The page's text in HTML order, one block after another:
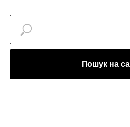
Пошук на